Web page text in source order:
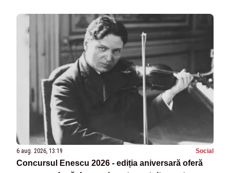
6 aug. 2026, 13:19 Social
Concursul Enescu 2026 - ediția aniversară oferă